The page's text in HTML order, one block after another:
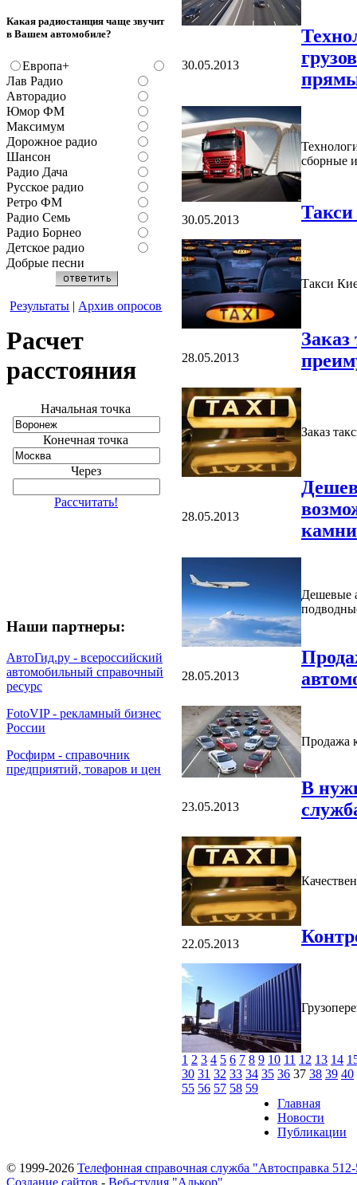
Какая радиостанция чаще звучит
в Вашем автомобиле?
Европа+
Лав Радио
Авторадио
Юмор ФМ
Максимум
Дорожное радио
Шансон
Радио Дача
Русское радио
Ретро ФМ
Радио Семь
Радио Борнео
Детское радио
Добрые песни
Результаты | Архив опросов
Расчет
расстояния
Начальная точка
Конечная точка
Через
Рассчитать!
Наши партнеры:
АвтоГид.ру - всероссийский
автомобильный справочный
ресурс
FotoVIP - рекламный бизнес
России
Росфирм - справочник
предприятий, товаров и цен
30.05.2013
сборные
30.05.2013
Такси
28.05.2013
Заказ
28.05.2013
камни
Дешевые
28.05.2013
Продажа
23.05.2013
В
22.05.2013
1 2 3 4 5 6 7 8 9 10 11 12 13 14
30 31 32 33 34 35 36 37 38 39 40
55 56 57 58 59
Главная
Новости
Публикации
© 1999-2026 Телефонная справочная служба "Автосправка
Создание сайтов - Веб-студия "Алькор"